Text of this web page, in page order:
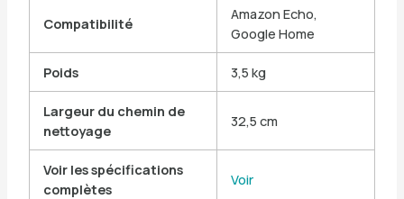
Compatibilité
Amazon Echo,
Google Home
Poids 3,5 kg
Largeur du chemin de
nettoyage
32,5 cm
Voir les spécifications
complètes
Voir